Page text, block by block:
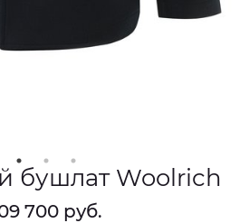
бушлат Woolrich
700 руб.